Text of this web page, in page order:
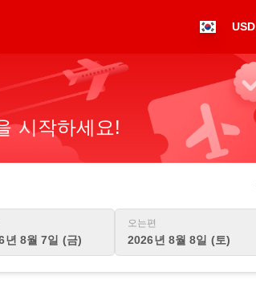
USD
시작하세요!
년 8월 7일 (금)
오는편
2026년 8월 8일 (토)